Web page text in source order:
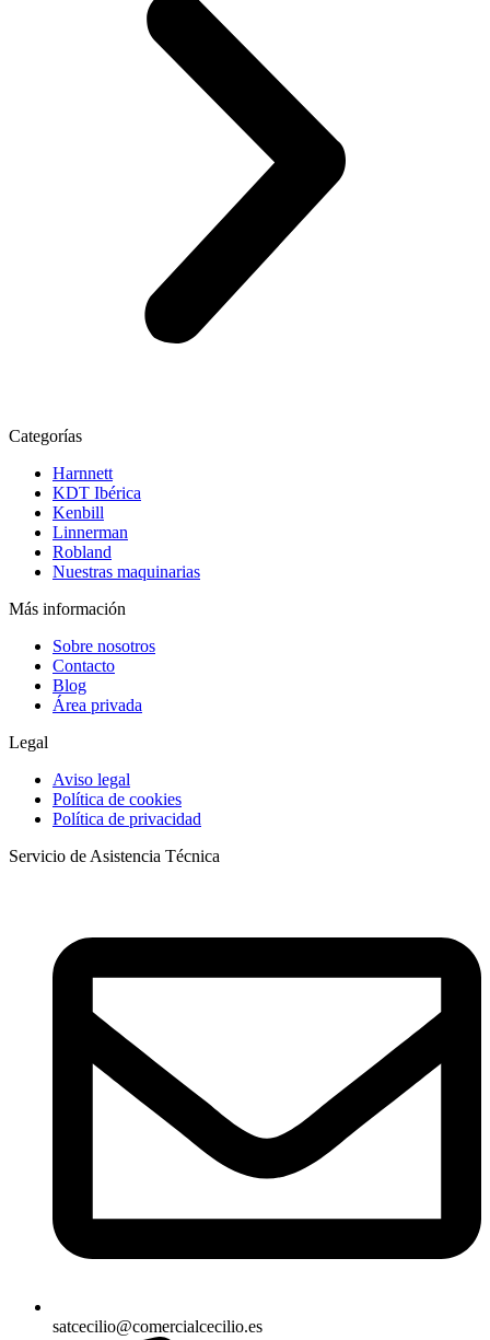
Categorías
Harnnett
KDT Ibérica
Kenbill
Linnerman
Robland
Nuestras maquinarias
Más información
Sobre nosotros
Contacto
Blog
Área privada
Legal
Aviso legal
Política de cookies
Política de privacidad
Servicio de Asistencia Técnica
satcecilio@comercialcecilio.es